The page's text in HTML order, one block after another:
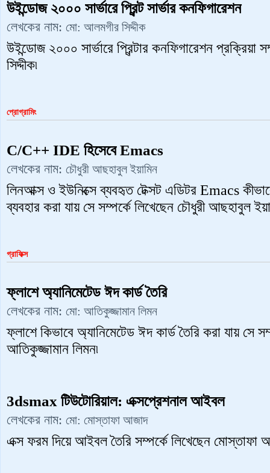
উইন্ডোজ ২০০০ সার্ভারে প্রিন্ট সার্ভার কনফিগারেশন
লেখকের নাম: মো: আলমগীর সিদ্দীক
উইন্ডোজ ২০০০ সার্ভারে প্রিন্টার কনফিগারেশন প্রক্রিয়া
সিদ্দীক৷
প্রোগ্রামিং
C/C++ IDE হিসেবে Emacs
লেখকের নাম: চৌধুরী আছহাবুল ইয়ামিন
লিনআক্স ও ইউনিক্সে ব্যবহৃত টেক্সট এডিটর Emacs
ব্যবহার করা যায় সে সম্পর্কে লিখেছেন চৌধুরী আছহাবুল
গ্রাফিক্স
ফ্লাশে অ্যানিমেটেড ঈদ কার্ড তৈরি
লেখকের নাম: মো: আতিকুজ্জামান লিমন
ফ্লাশে কিভাবে অ্যানিমেটেড ঈদ কার্ড তৈরি করা যায় সে
আতিকুজ্জামান লিমন৷
3dsmax টিউটোরিয়াল: এক্সপ্রেশনাল আইবল
লেখকের নাম: মো: মোস্তাফা আজাদ
এক্স ফরম দিয়ে আইবল তৈরি সম্পর্কে লিখেছেন মোস্তাফা